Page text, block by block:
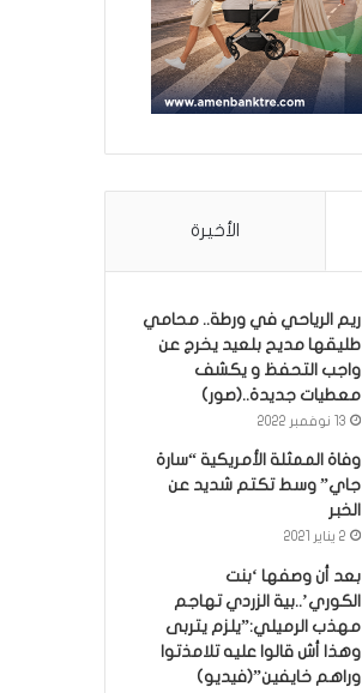
الأخيرة
ريم الرياحي في ورطة.. محامي
طليقها مديح بلعيد يخرج عن
واجب التحفظ و يكشف
معطيات جديدة..(صور)
13 نوفمبر 2022
وفاة الممثلة الأمريكية “سارة
جاي” وسط تكتم شديد عن
الخبر
2 يناير 2021
بعد أن وصفها ‘بنت
الكوري’..بية الزردي تهاجم
مهذب الرميلي:”يلزم يتربى
وهذا أش قالوا عليه تلامذتوا
وراهم خايفين”(فيديو)